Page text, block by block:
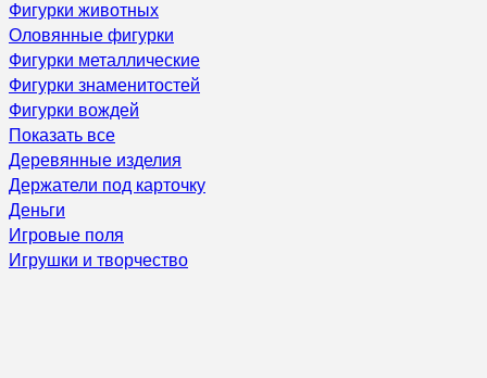
Фигурки животных
Оловянные фигурки
Фигурки металлические
Фигурки знаменитостей
Фигурки вождей
Показать все
Деревянные изделия
Держатели под карточку
Деньги
Игровые поля
Игрушки и творчество